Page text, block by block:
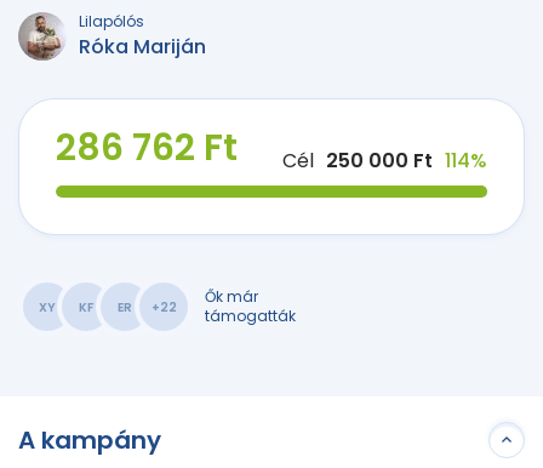
Lilapólós
Róka Mariján
286 762 Ft Cél 250 000 Ft 114%
XY KF ER +22
Ők már
támogatták
A kampány